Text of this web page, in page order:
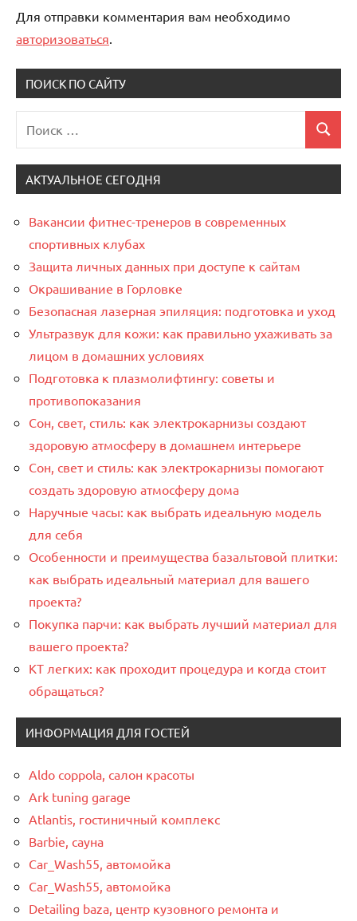
Для отправки комментария вам необходимо
авторизоваться
ПОИСК ПО САЙТУ
для:
Поиск
АКТУАЛЬНОЕ СЕГОДНЯ
Вакансии фитнес-тренеров в современных
спортивных клубах
Защита личных данных при доступе к сайтам
Окрашивание в Горловке
Безопасная лазерная эпиляция: подготовка и уход
Ультразвук для кожи: как правильно ухаживать за
лицом в домашних условиях
Подготовка к плазмолифтингу: советы и
противопоказания
Сон, свет, стиль: как электрокарнизы создают
здоровую атмосферу в домашнем интерьере
Сон, свет и стиль: как электрокарнизы помогают
создать здоровую атмосферу дома
Наручные часы: как выбрать идеальную модель
для себя
Особенности и преимущества базальтовой плитки:
как выбрать идеальный материал для вашего
проекта?
Покупка парчи: как выбрать лучший материал для
вашего проекта?
КТ легких: как проходит процедура и когда стоит
обращаться?
ИНФОРМАЦИЯ ДЛЯ ГОСТЕЙ
Aldo coppola, салон красоты
Ark tuning garage
Atlantis, гостиничный комплекс
Barbie, сауна
Car_Wash55, автомойка
Car_Wash55, автомойка
Detailing baza, центр кузовного ремонта и